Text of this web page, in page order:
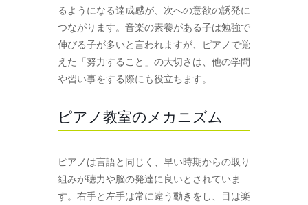
るようになる達成感が、次への意欲の誘発に
つながります。音楽の素養がある子は勉強で
伸びる子が多いと言われますが、ピアノで覚
えた「努力すること」の大切さは、他の学問
や習い事をする際にも役立ちます。
ピアノ教室のメカニズム
ピアノは言語と同じく、早い時期からの取り
組みが聴力や脳の発達に良いとされていま
す。右手と左手は常に違う動きをし、目は楽